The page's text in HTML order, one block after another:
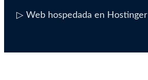
▷ Web hospedada en Hostinger